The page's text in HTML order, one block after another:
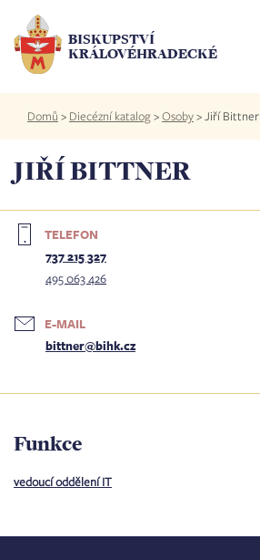
hlavnímu
obsahu
BISKUPSTVÍ
KRÁLOVÉHRADECKÉ
Drobečková
navigace
Domů > Diecézní katalog>Osoby>Jiří Bittner
JIŘÍ BITTNER
TELEFON
737 215 327
495 063 426
E-MAIL
bittner@bihk.cz
Funkce
vedoucí oddělení IT